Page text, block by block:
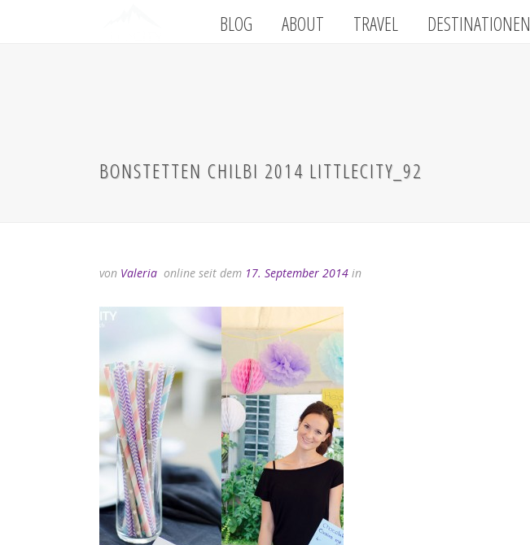
BLOG ABOUT TRAVEL DESTINATIONEN
BONSTETTEN CHILBI 2014 LITTLECITY_92
von Valeria online seit dem 17. September 2014 in